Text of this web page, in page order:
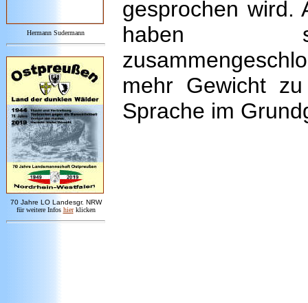
Hermann Sudermann
70 Jahre LO Landesgr. NRW
für weitere Infos hier klicken
gesprochen wird.
haben
mehr Gewicht
Sprache im